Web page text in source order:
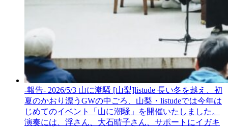
-報告- 2026/5/3 山に潮騒 [山梨]listude 長い冬を越え、初
夏のかおり漂うGWの中ごろ、山梨・listudeでは今年は
じめてのイベント「山に潮騒」を開催いたしました。
演奏には、浮さん、大石晴子さん、サポートにイガキ